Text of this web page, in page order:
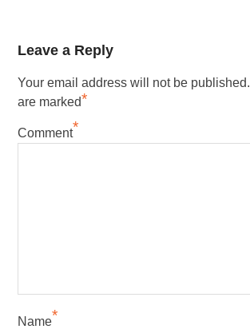
Leave a Reply
Your email address will not be published.
are marked*
Comment*
Name*